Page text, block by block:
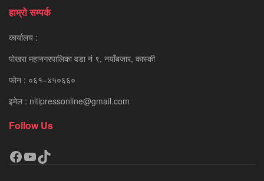
हाम्रो सम्पर्क
कार्यालय :
पाेखरा महानगरपालिका वडा नं ९, नयाँबजार, कास्की
फाेन : ०६१–४५०६६०
इमेल : nitipressonline@gmail.com
Follow Us
Facebook
YouTube
TikTok